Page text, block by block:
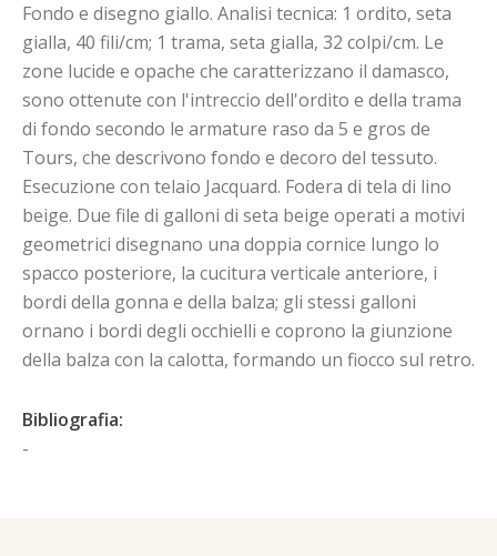
Fondo e disegno giallo. Analisi tecnica: 1 ordito, seta
gialla, 40 fili/cm; 1 trama, seta gialla, 32 colpi/cm. Le
zone lucide e opache che caratterizzano il damasco,
sono ottenute con l'intreccio dell'ordito e della trama
di fondo secondo le armature raso da 5 e gros de
Tours, che descrivono fondo e decoro del tessuto.
Esecuzione con telaio Jacquard. Fodera di tela di lino
beige. Due file di galloni di seta beige operati a motivi
geometrici disegnano una doppia cornice lungo lo
spacco posteriore, la cucitura verticale anteriore, i
bordi della gonna e della balza; gli stessi galloni
ornano i bordi degli occhielli e coprono la giunzione
della balza con la calotta, formando un fiocco sul retro.
Bibliografia:
-